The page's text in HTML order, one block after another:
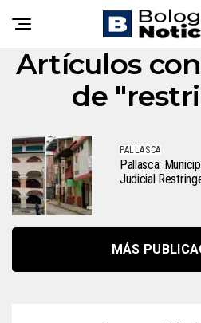
Artículos
de
PALLASCA
Pallasca:
Judicial
MÁS